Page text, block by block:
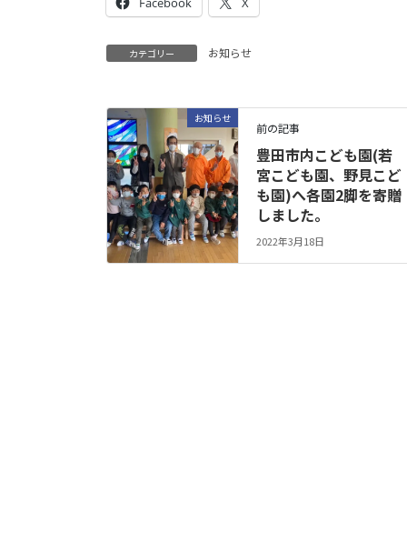
カテゴリー お知らせ
お知らせ
前の記事
豊田市内こども園(若
宮こども園、野見こど
も園)へ各園2脚を寄贈
しました。
2022年3月18日